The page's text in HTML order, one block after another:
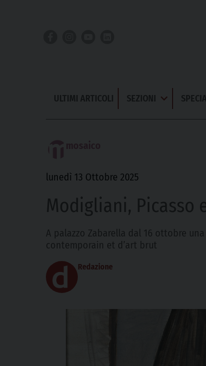
ULTIMI ARTICOLI SEZIONI
Apri
Menu
lunedì 13 Ottobre 2025
Modigliani, Picasso
A palazzo Zabarella dal 16 ottobre
contemporain et d’art brut
Redazione